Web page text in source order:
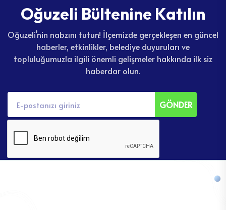
Oğuzeli Bültenine Katılın
Oğuzeli’nin nabzını tutun! İlçemizde gerçekleşen en güncel
haberler, etkinlikler, belediye duyuruları ve
topluluğumuzla ilgili önemli gelişmeler hakkında ilk siz
haberdar olun.
GÖNDER